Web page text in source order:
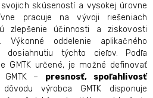
skúseností a vysokej úrovne
pracuje na vývoji riešeniach
zlepšenie účinnosti a ziskovosti
Výkonné oddelenie aplikačného
týchto cieľov. Podľa
GMTK určené, je možné definovať
– presnosť, spoľahlivosť
výrobca GMTK disponuje